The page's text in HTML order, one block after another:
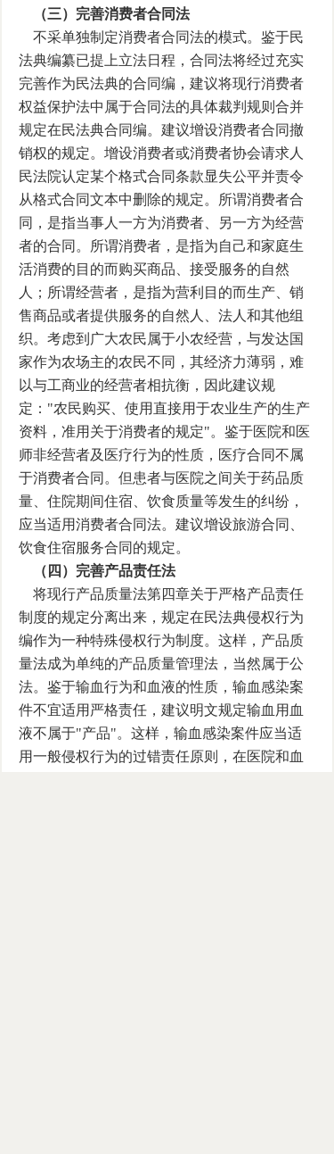
（三）完善消费者合同法
不采单独制定消费者合同法的模式。鉴于民
法典编纂已提上立法日程，合同法将经过充实
完善作为民法典的合同编，建议将现行消费者
权益保护法中属于合同法的具体裁判规则合并
规定在民法典合同编。建议增设消费者合同撤
销权的规定。增设消费者或消费者协会请求人
民法院认定某个格式合同条款显失公平并责令
从格式合同文本中删除的规定。所谓消费者合
同，是指当事人一方为消费者、另一方为经营
者的合同。所谓消费者，是指为自己和家庭生
活消费的目的而购买商品、接受服务的自然
人；所谓经营者，是指为营利目的而生产、销
售商品或者提供服务的自然人、法人和其他组
织。考虑到广大农民属于小农经营，与发达国
家作为农场主的农民不同，其经济力薄弱，难
以与工商业的经营者相抗衡，因此建议规
定："农民购买、使用直接用于农业生产的生产
资料，准用关于消费者的规定"。鉴于医院和医
师非经营者及医疗行为的性质，医疗合同不属
于消费者合同。但患者与医院之间关于药品质
量、住院期间住宿、饮食质量等发生的纠纷，
应当适用消费者合同法。建议增设旅游合同、
饮食住宿服务合同的规定。
（四）完善产品责任法
将现行产品质量法第四章关于严格产品责任
制度的规定分离出来，规定在民法典侵权行为
编作为一种特殊侵权行为制度。这样，产品质
量法成为单纯的产品质量管理法，当然属于公
法。鉴于输血行为和血液的性质，输血感染案
件不宜适用严格责任，建议明文规定输血用血
液不属于"产品"。这样，输血感染案件应当适
用一般侵权行为的过错责任原则，在医院和血